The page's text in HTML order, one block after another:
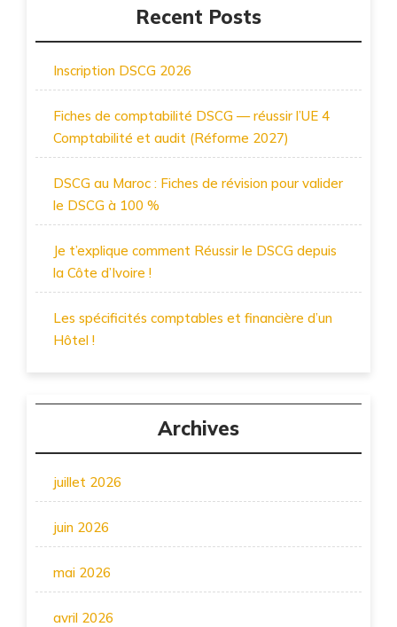
Recent Posts
Inscription DSCG 2026
Fiches de comptabilité DSCG — réussir l’UE 4
Comptabilité et audit (Réforme 2027)
DSCG au Maroc : Fiches de révision pour valider
le DSCG à 100 %
Je t’explique comment Réussir le DSCG depuis
la Côte d’Ivoire !
Les spécificités comptables et financière d’un
Hôtel !
Archives
juillet 2026
juin 2026
mai 2026
avril 2026